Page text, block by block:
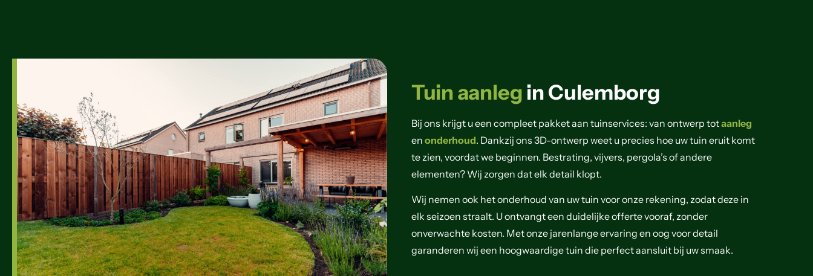
Tuin aanlegin Culemborg
Bij ons krijgt u een compleet pakket aan tuinservices: van ontwerp totaanleg
en onderhoud. Dankzij ons 3D-ontwerp weet u precies hoe uw tuin eruit komt
te zien, voordat we beginnen. Bestrating, vijvers, pergola’s of andere
elementen? Wij zorgen dat elk detail klopt.
Wij nemen ook het onderhoud van uw tuin voor onze rekening, zodat deze in
elk seizoen straalt. U ontvangt een duidelijke offerte vooraf, zonder
onverwachte kosten. Met onze jarenlange ervaring en oog voor detail
garanderen wij een hoogwaardige tuin die perfect aansluit bij uw smaak.